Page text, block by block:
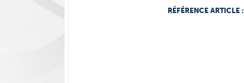
RÉFÉRENCE ARTICLE :